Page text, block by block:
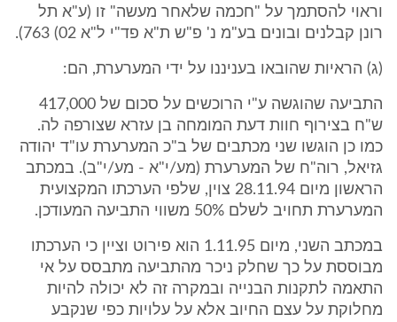
וראוי להסתמך על "חכמה שלאחר מעשה" זו (ע"א תל
רונן קבלנים ובונים בע"מ נ' פ"ש ת"א פד"י ל"א 02) 763).
(ג) הראיות שהובאו בעניננו על ידי המערערת, הם:
התביעה שהוגשה ע"י הרוכשים על סכום של 417,000
ש"ח בצירוף חוות דעת המומחה בן עזרא שצורפה לה.
כמו כן הוגשו שני מכתבים של ב"כ המערערת עו"ד יהודה
גזיאל, רוה"ח של המערערת (מע/י"א - מע/י"ב). במכתב
הראשון מיום 28.11.94 צוין, שלפי הערכתו המקצועית
המערערת תחויב לשלם 50% משווי התביעה המעודכן.
במכתב השני, מיום 1.11.95 הוא פירוט וציין כי הערכתו
מבוססת על כך שחלק ניכר מהתביעה מתבסס על אי
התאמה לתקנות הבנייה ובמקרה זה לא יכולה להיות
מחלוקת על עצם החיוב אלא על עלויות כפי שנקבע